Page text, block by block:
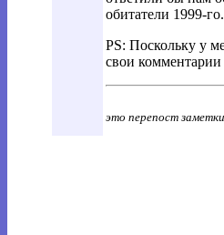
обитатели 1999-
PS: Поскольку у
свои
это перепост